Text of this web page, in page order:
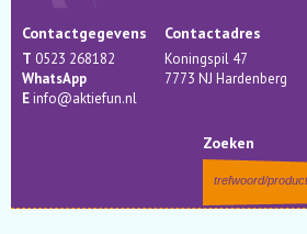
Contactgegevens
T 0523 268182
WhatsApp
Einfo@aktiefun.nl
Contactadres
Koningspil 47
7773 NJ Hardenberg
Zoeken